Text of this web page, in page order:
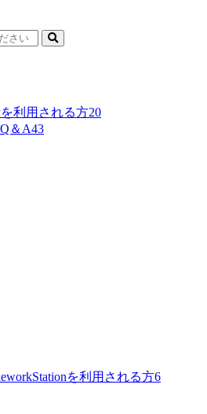
利用される方20
＆A43
を利用される方6